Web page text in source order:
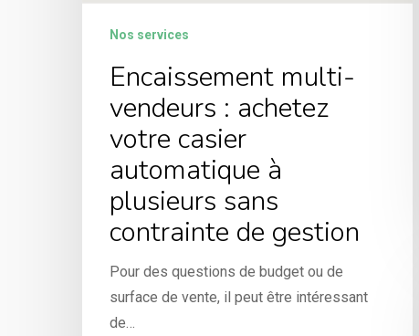
Nos services
Encaissement multi-
vendeurs : achetez
votre casier
automatique à
plusieurs sans
contrainte de gestion
Pour des questions de budget ou de
surface de vente, il peut être intéressant
de…